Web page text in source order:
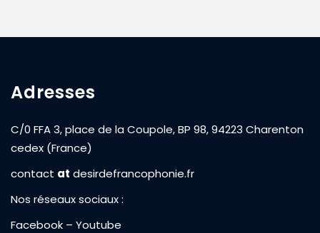
Adresses
C/0 FFA 3, place de la Coupole, BP 98, 94223 Charenton
cedex (France)
contact at desirdefrancophonie.fr
Nos réseaux sociaux :
Facebook – Youtube